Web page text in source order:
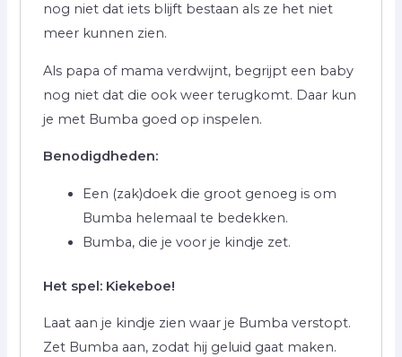
nog niet dat iets blijft bestaan als ze het niet
meer kunnen zien.
Als papa of mama verdwijnt, begrijpt een baby
nog niet dat die ook weer terugkomt. Daar kun
je met Bumba goed op inspelen.
Benodigdheden:
Een (zak)doek die groot genoeg is om
Bumba helemaal te bedekken.
Bumba, die je voor je kindje zet.
Het spel: Kiekeboe!
Laat aan je kindje zien waar je Bumba verstopt.
Zet Bumba aan, zodat hij geluid gaat maken.